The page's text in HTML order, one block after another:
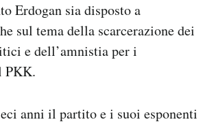
Erdogan sia disposto a
sul tema della scarcerazione dei
e dell’amnistia per i
PKK.
anni il partito e i suoi esponenti